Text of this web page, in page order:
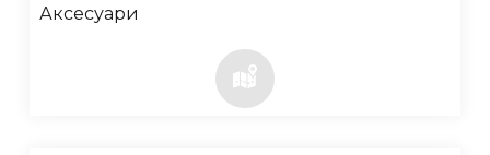
Аксесуари